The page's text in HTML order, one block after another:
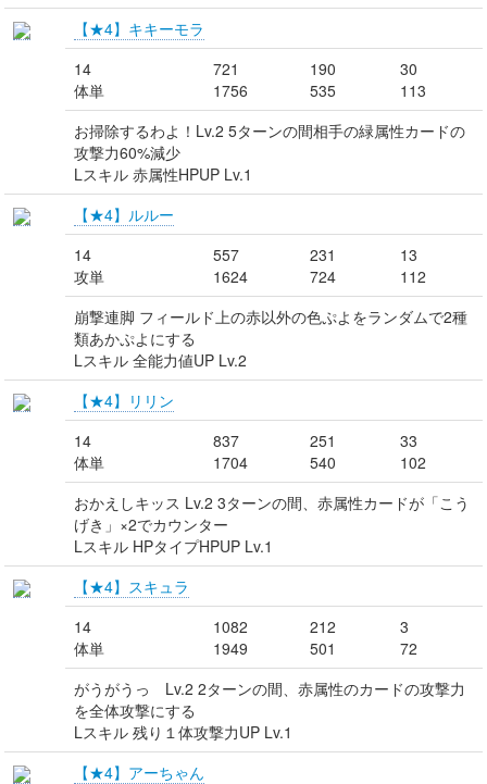
【★4】キキーモラ
14
体単
721
1756
190
535
30
113
お掃除するわよ！Lv.2 5ターンの間相手の緑属性カードの
攻撃力60%減少
Lスキル 赤属性HPUP Lv.1
【★4】ルルー
14
攻単
557
1624
231
724
13
112
崩撃連脚 フィールド上の赤以外の色ぷよをランダムで2種
類あかぷよにする
Lスキル 全能力値UP Lv.2
【★4】リリン
14
体単
837
1704
251
540
33
102
おかえしキッス Lv.2 3ターンの間、赤属性カードが「こう
げき」×2でカウンター
Lスキル HPタイプHPUP Lv.1
【★4】スキュラ
14
体単
1082
1949
212
501
3
72
がうがうっ Lv.2 2ターンの間、赤属性のカードの攻撃力
を全体攻撃にする
Lスキル 残り１体攻撃力UP Lv.1
【★4】アーちゃん